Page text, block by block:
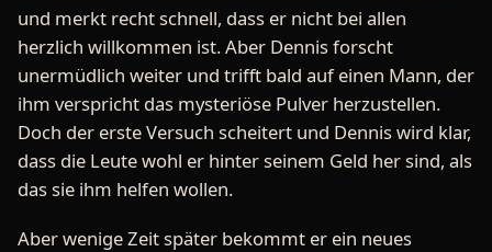
und merkt recht schnell, dass er nicht bei allen
herzlich willkommen ist. Aber Dennis forscht
unermüdlich weiter und trifft bald auf einen Mann, der
ihm verspricht das mysteriöse Pulver herzustellen.
Doch der erste Versuch scheitert und Dennis wird klar,
dass die Leute wohl er hinter seinem Geld her sind, als
das sie ihm helfen wollen.
Aber wenige Zeit später bekommt er ein neues